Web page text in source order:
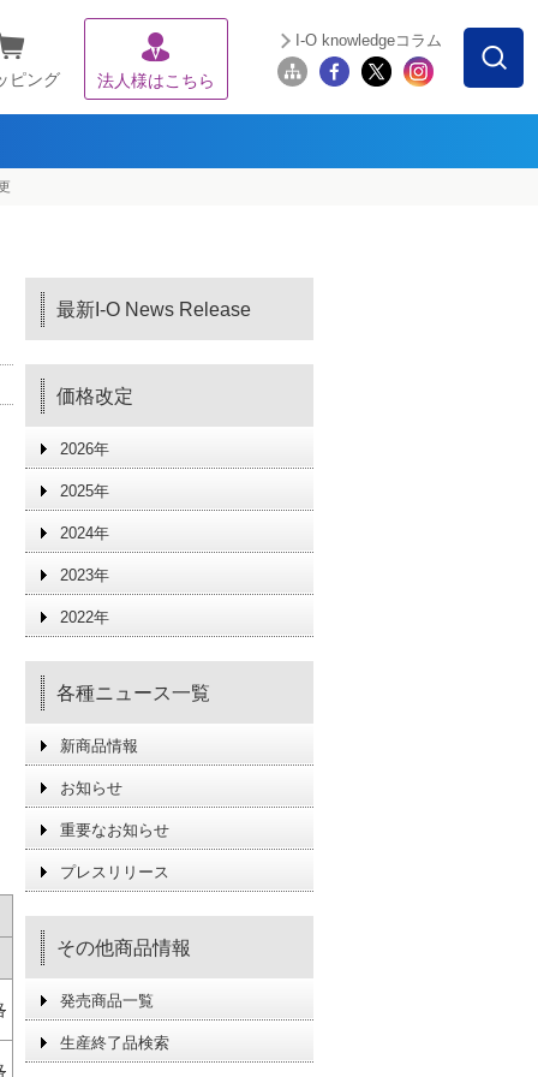
ピング 法人様はこちら
I-O knowledgeコラム
最新I-O News Release
価格改定
2026年
2025年
2024年
2023年
2022年
各種ニュース一覧
新商品情報
お知らせ
重要なお知らせ
プレスリリース
その他商品情報
発売商品一覧
生産終了品検索